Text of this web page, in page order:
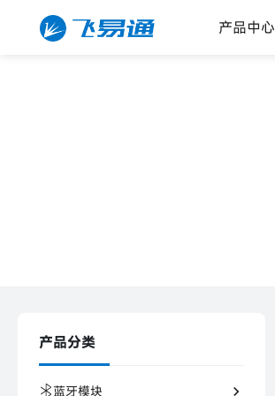
产品中心
产品分类
蓝牙模块